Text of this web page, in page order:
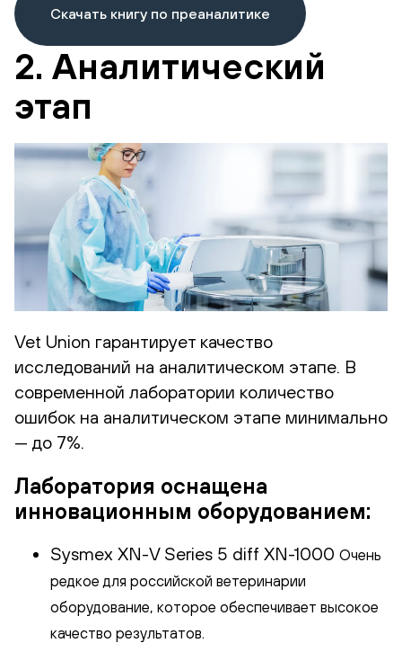
Скачать книгу по преаналитике
2. Аналитический
этап
Vet Union гарантирует качество
исследований на аналитическом этапе. В
современной лаборатории количество
ошибок на аналитическом этапе минимально
— до 7%.
Лаборатория оснащена
инновационным оборудованием:
Sysmex XN-V Series 5 diff XN-1000 Очень
редкое для российской ветеринарии
оборудование, которое обеспечивает высокое
качество результатов.